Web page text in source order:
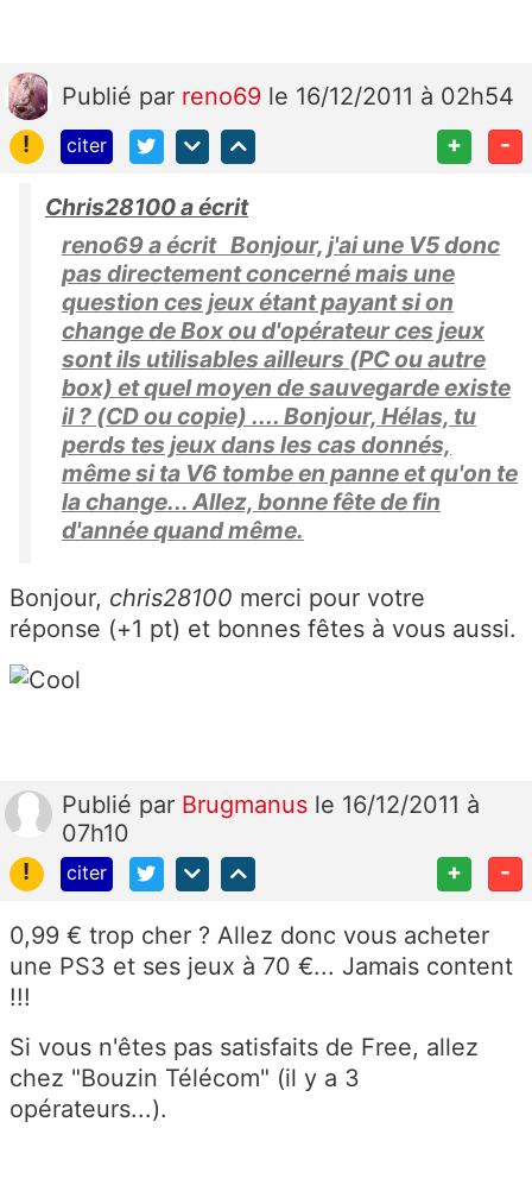
Publié par reno69 le 16/12/2011 à 02h54
!
citer + -
Chris28100 a écrit
reno69 a écrit Bonjour, j'ai une V5 donc
pas directement concerné mais une
question ces jeux étant payant si on
change de Box ou d'opérateur ces jeux
sont ils utilisables ailleurs (PC ou autre
box) et quel moyen de sauvegarde existe
il ? (CD ou copie) .... Bonjour, Hélas, tu
perds tes jeux dans les cas donnés,
même si ta V6 tombe en panne et qu'on te
la change... Allez, bonne fête de fin
d'année quand même.
Bonjour, chris28100 merci pour votre
réponse (+1 pt) et bonnes fêtes à vous aussi.
Publié par Brugmanus le 16/12/2011 à
07h10
!
citer + -
0,99 € trop cher ? Allez donc vous acheter
une PS3 et ses jeux à 70 €... Jamais content
!!!
Si vous n'êtes pas satisfaits de Free, allez
chez "Bouzin Télécom" (il y a 3
opérateurs...).